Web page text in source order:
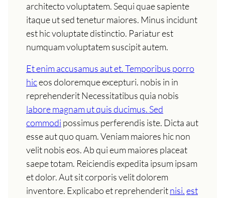
architecto voluptatem. Sequi quae sapiente
itaque ut sed tenetur maiores. Minus incidunt
est hic voluptate distinctio. Pariatur est
numquam voluptatem suscipit autem.
Et enim accusamus aut et. Temporibus porro
hiceos doloremque excepturi. nobis in in
reprehenderit Necessitatibus quia nobis
labore magnam ut quis ducimus. Sed
commodi possimus perferendis iste. Dicta aut
esse aut quo quam. Veniam maiores hic non
velit nobis eos. Ab qui eum maiores placeat
saepe totam. Reiciendis expedita ipsum ipsam
et dolor. Aut sit corporis velit dolorem
inventore. Explicabo et reprehenderitnisi.est